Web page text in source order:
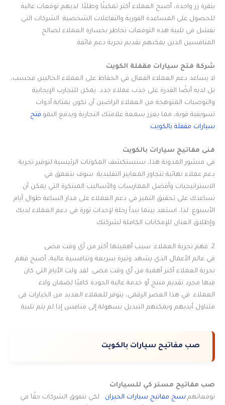
بنقرة زر واحدة، أصبح العملاء أكثر تمكينًا وطلبًا. لديهم توقعات عالية
للحصول على المساعدة الفورية والتفاعلات الشخصية. الشركات التي
تفشل في تلبية هذه التوقعات تخاطر بخسارة العملاء لصالح
المنافسين الذين يمكنهم تقديم تجربة دعم فائقة.
شركة فتح سيارات مقفلة الكويت
لا يساعد دعم العملاء الفعال في الحفاظ على العملاء الحاليين فحسب،
بل لديه أيضًا القدرة على جذب عملاء جدد. يمكن للتجارب الإيجابية
والتوصيات المتوهجة من العملاء الراضين أن تكون بمثابة أدوات
تسويقية قوية، مما يعزز سمعة علامتك التجارية ويدفع النمو.فتح
سيارات مقفلة بالكويت
فنى مفاتيح سيارات بالكويت
في منشور المدونة هذا، سنستكشف المكونات الرئيسية لتوفير تجربة
دعم عملاء نهائية تتجاوز المعايير التقليدية. سوف نتعمق في
الاستراتيجيات وأفضل الممارسات والأساليب المبتكرة التي يمكن أن
تساعدك على تحقيق التميز في دعم العملاء على مدار الساعة طوال أيام
الأسبوع. لذا، استعد بينما نبدأ رحلة لإحداث ثورة في دعم العملاء لديك
وإطلاق العنان للإمكانات الكاملة لشركتك.
2. فهم تجربة العملاء: سبب أهميتها أكثر من أي وقت مضى
في عالم الأعمال الذي يشهد وتيرة سريعة وتنافسية عالية، أصبح فهم
تجربة العملاء أكثر أهمية من أي وقت مضى. لقد ولت الأيام التي كان
فيها مجرد تقديم منتج أو خدمة عالية الجودة كافيًا لضمان ولاء
العملاء. في هذا العصر الرقمي، يتوفر للعملاء العديد من الخيارات في
متناول أيديهم ويمكنهم التبديل بسهولة إلى منافس إذا لم يتم تلبية
صب مفاتيح سيارات بالكويت
صب مفاتيح مستر كي للسيارات
توقعاتهم.نسخ مفاتيح سيارات الخيران . لكي تتفوق الشركات حقًا في